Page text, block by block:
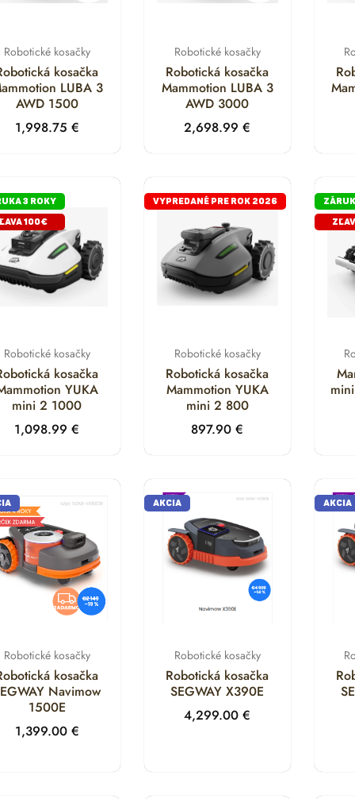
Robotické kosačky
kosačka
LUBA 3
AWD 1500
1,998.75 €
Robotické kosačky
Robotická kosačka
Mammotion LUBA 3
AWD 3000
2,698.99€
3 ROKY
100€
Robotické kosačky
kosačka
YUKA
mini 2 1000
1,098.99€
VYPREDANÉ PRE ROK 2026
Robotické kosačky
Robotická kosačka
Mammotion YUKA
mini 2 800
897.90€
Robotické kosačky
kosačka
Navimow
1500E
1,399.00 €
AKCIA
Robotické kosačky
Robotická kosačka
SEGWAY X390E
4,299.00€
AKCIA